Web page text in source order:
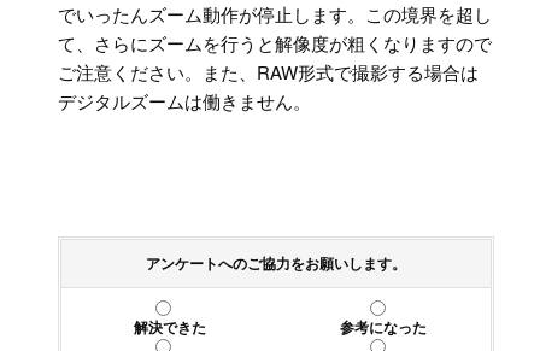
でいったんズーム動作が停止します。この境界を超し
て、さらにズームを行うと解像度が粗くなりますので
ご注意ください。また、RAW形式で撮影する場合は
デジタルズームは働きません。
アンケートへのご協力をお願いします。
解決できた
参考になった